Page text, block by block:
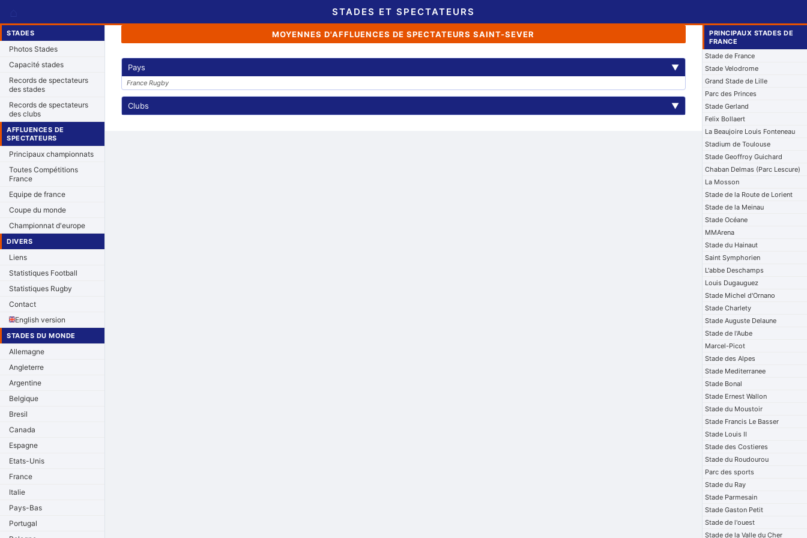
STADES ET SPECTATEURS
STADES
Photos Stades
Capacité stades
Records de spectateurs
des stades
Records de spectateurs
des clubs
AFFLUENCES DE
SPECTATEURS
Principaux championnats
Toutes Compétitions
France
Equipe de france
Coupe du monde
Championnat d'europe
DIVERS
Liens
Statistiques Football
Statistiques Rugby
Contact
English version
STADES DU MONDE
Allemagne
Angleterre
Argentine
Belgique
Bresil
Canada
Espagne
Etats-Unis
France
Italie
Pays-Bas
Portugal
MOYENNES D'AFFLUENCES DE SPECTATEURS SAINT-SEVER
Pays ▼
France Rugby
Clubs ▼
PRINCIPAUX STADES DE
FRANCE
Stade de France
Stade Velodrome
Grand Stade de Lille
Parc des Princes
Stade Gerland
Felix Bollaert
La Beaujoire Louis Fonteneau
Stadium de Toulouse
Stade Geoffroy Guichard
Chaban Delmas (Parc Lescure)
La Mosson
Stade de la Route de Lorient
Stade de la Meinau
Stade Océane
MMArena
Stade du Hainaut
Saint Symphorien
L'abbe Deschamps
Louis Dugauguez
Stade Michel d'Ornano
Stade Charlety
Stade Auguste Delaune
Stade de l'Aube
Marcel-Picot
Stade des Alpes
Stade Mediterranee
Stade Bonal
Stade Ernest Wallon
Stade du Moustoir
Stade Francis Le Basser
Stade Louis II
Stade des Costieres
Stade du Roudourou
Parc des sports
Stade du Ray
Stade Parmesain
Stade Gaston Petit
Stade de l'ouest
Stade de la Valle du Cher